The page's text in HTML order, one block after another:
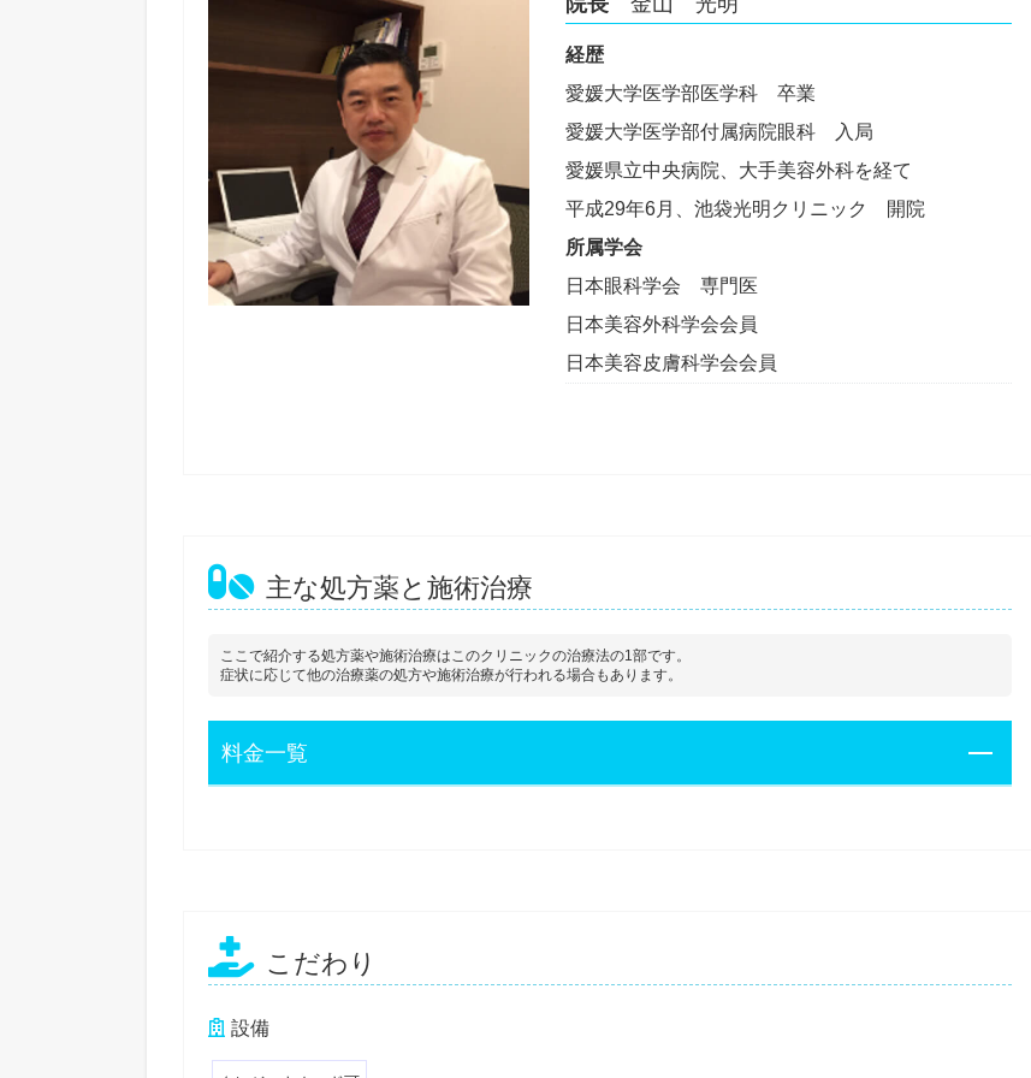
経歴
愛媛大学医学部医学科 卒業
愛媛大学医学部付属病院眼科 入局
愛媛県立中央病院、大手美容外科を経て
平成29年6月、池袋光明クリニック 開院
所属学会
日本眼科学会 専門医
日本美容外科学会会員
日本美容皮膚科学会会員
主な処方薬と施術治療
ここで紹介する処方薬や施術治療はこのクリニックの治療法の1部です。
症状に応じて他の治療薬の処方や施術治療が行われる場合もあります。
料金一覧
こだわり
設備